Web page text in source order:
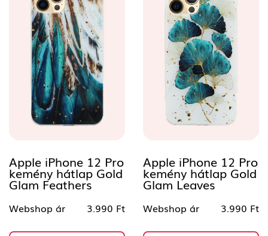
Apple iPhone 12 Pro
kemény hátlap Gold
Glam Feathers
Webshop ár 3.990 Ft
Apple iPhone 12 Pro
kemény hátlap Gold
Glam Leaves
Webshop ár 3.990 Ft